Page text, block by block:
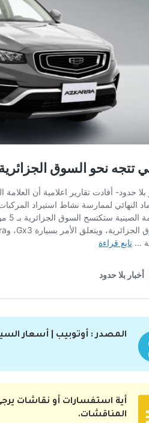
المصدر : أوتوبيب | أسعار
أية استفسارات أو نقاشات
المناقشات.